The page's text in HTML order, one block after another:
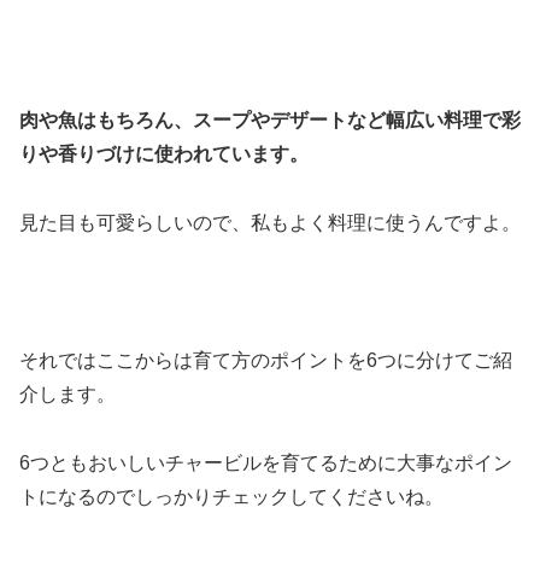
肉や魚はもちろん、スープやデザートなど幅広い料理で彩
りや香りづけに使われています。
見た目も可愛らしいので、私もよく料理に使うんですよ。
それではここからは育て方のポイントを6つに分けてご紹
介します。
6つともおいしいチャービルを育てるために大事なポイン
トになるのでしっかりチェックしてくださいね。